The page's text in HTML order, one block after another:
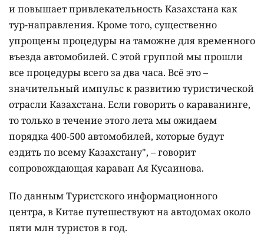
и повышает привлекательность Казахстана как
тур-направления. Кроме того, существенно
упрощены процедуры на таможне для временного
въезда автомобилей. С этой группой мы прошли
все процедуры всего за два часа. Всё это –
значительный импульс к развитию туристической
отрасли Казахстана. Если говорить о караванинге,
то только в течение этого лета мы ожидаем
порядка 400-500 автомобилей, которые будут
ездить по всему Казахстану", – говорит
сопровождающая караван Ая Кусаинова.
По данным Туристского информационного
центра, в Китае путешествуют на автодомах около
пяти млн туристов в год.